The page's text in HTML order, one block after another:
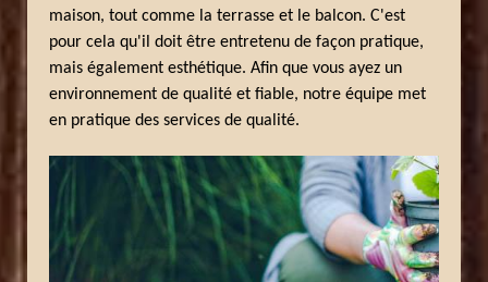
maison, tout comme la terrasse et le balcon. C'est
pour cela qu'il doit être entretenu de façon pratique,
mais également esthétique. Afin que vous ayez un
environnement de qualité et fiable, notre équipe met
en pratique des services de qualité.